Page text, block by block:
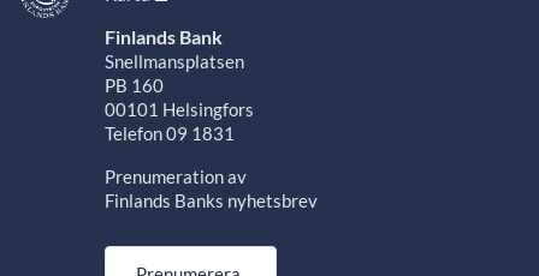
Finlands Bank
Snellmansplatsen
PB 160
00101 Helsingfors
Telefon 09 1831
Prenumeration av
Finlands Banks nyhetsbrev